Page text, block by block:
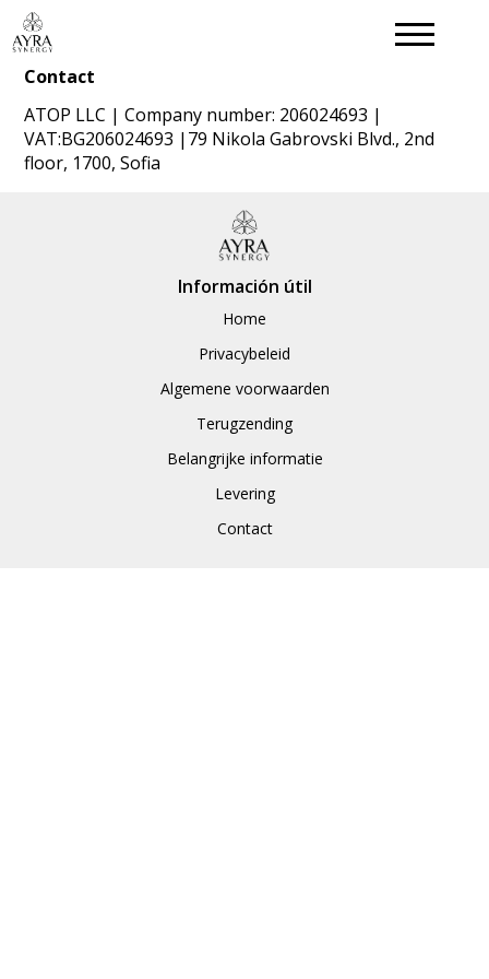
Contact
ATOP LLC | Company number: 206024693 |
VAT:BG206024693 |79 Nikola Gabrovski Blvd., 2nd
floor, 1700, Sofia
Información útil
Home
Privacybeleid
Algemene voorwaarden
Terugzending
Belangrijke informatie
Levering
Contact